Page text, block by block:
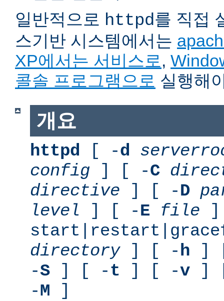
일반적으로 httpd를 직접
스기반 시스템에서는
XP에서는 서비스로 ,
콜솔 프로그램으로 실행해
개요
httpd [ -d
config ] [ -C
directive ] [ -D
level ] [ -E file
directory] [ -h ]
-S ] [ -t ] [ -v ]
-M ]